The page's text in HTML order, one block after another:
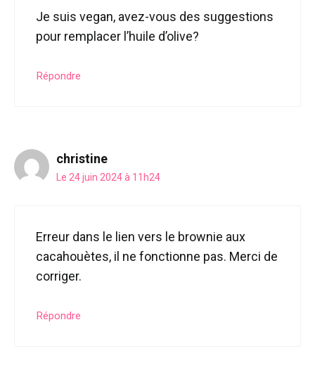
Je suis vegan, avez-vous des suggestions
pour remplacer l’huile d’olive?
Répondre
christine
Le 24 juin 2024 à 11h24
Erreur dans le lien vers le brownie aux
cacahouètes, il ne fonctionne pas. Merci de
corriger.
Répondre